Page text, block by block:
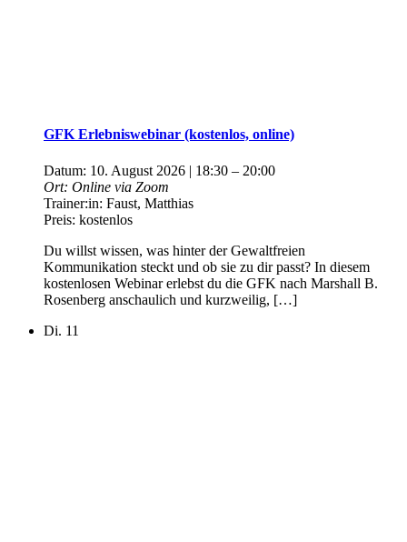
GFK Erlebniswebinar (kostenlos, online)
Datum: 10. August 2026 | 18:30 – 20:00
Ort: Online via Zoom
Trainer:in: Faust, Matthias
Preis: kostenlos
Du willst wissen, was hinter der Gewaltfreien
Kommunikation steckt und ob sie zu dir passt? In diesem
kostenlosen Webinar erlebst du die GFK nach Marshall B.
Rosenberg anschaulich und kurzweilig, […]
Di. 11